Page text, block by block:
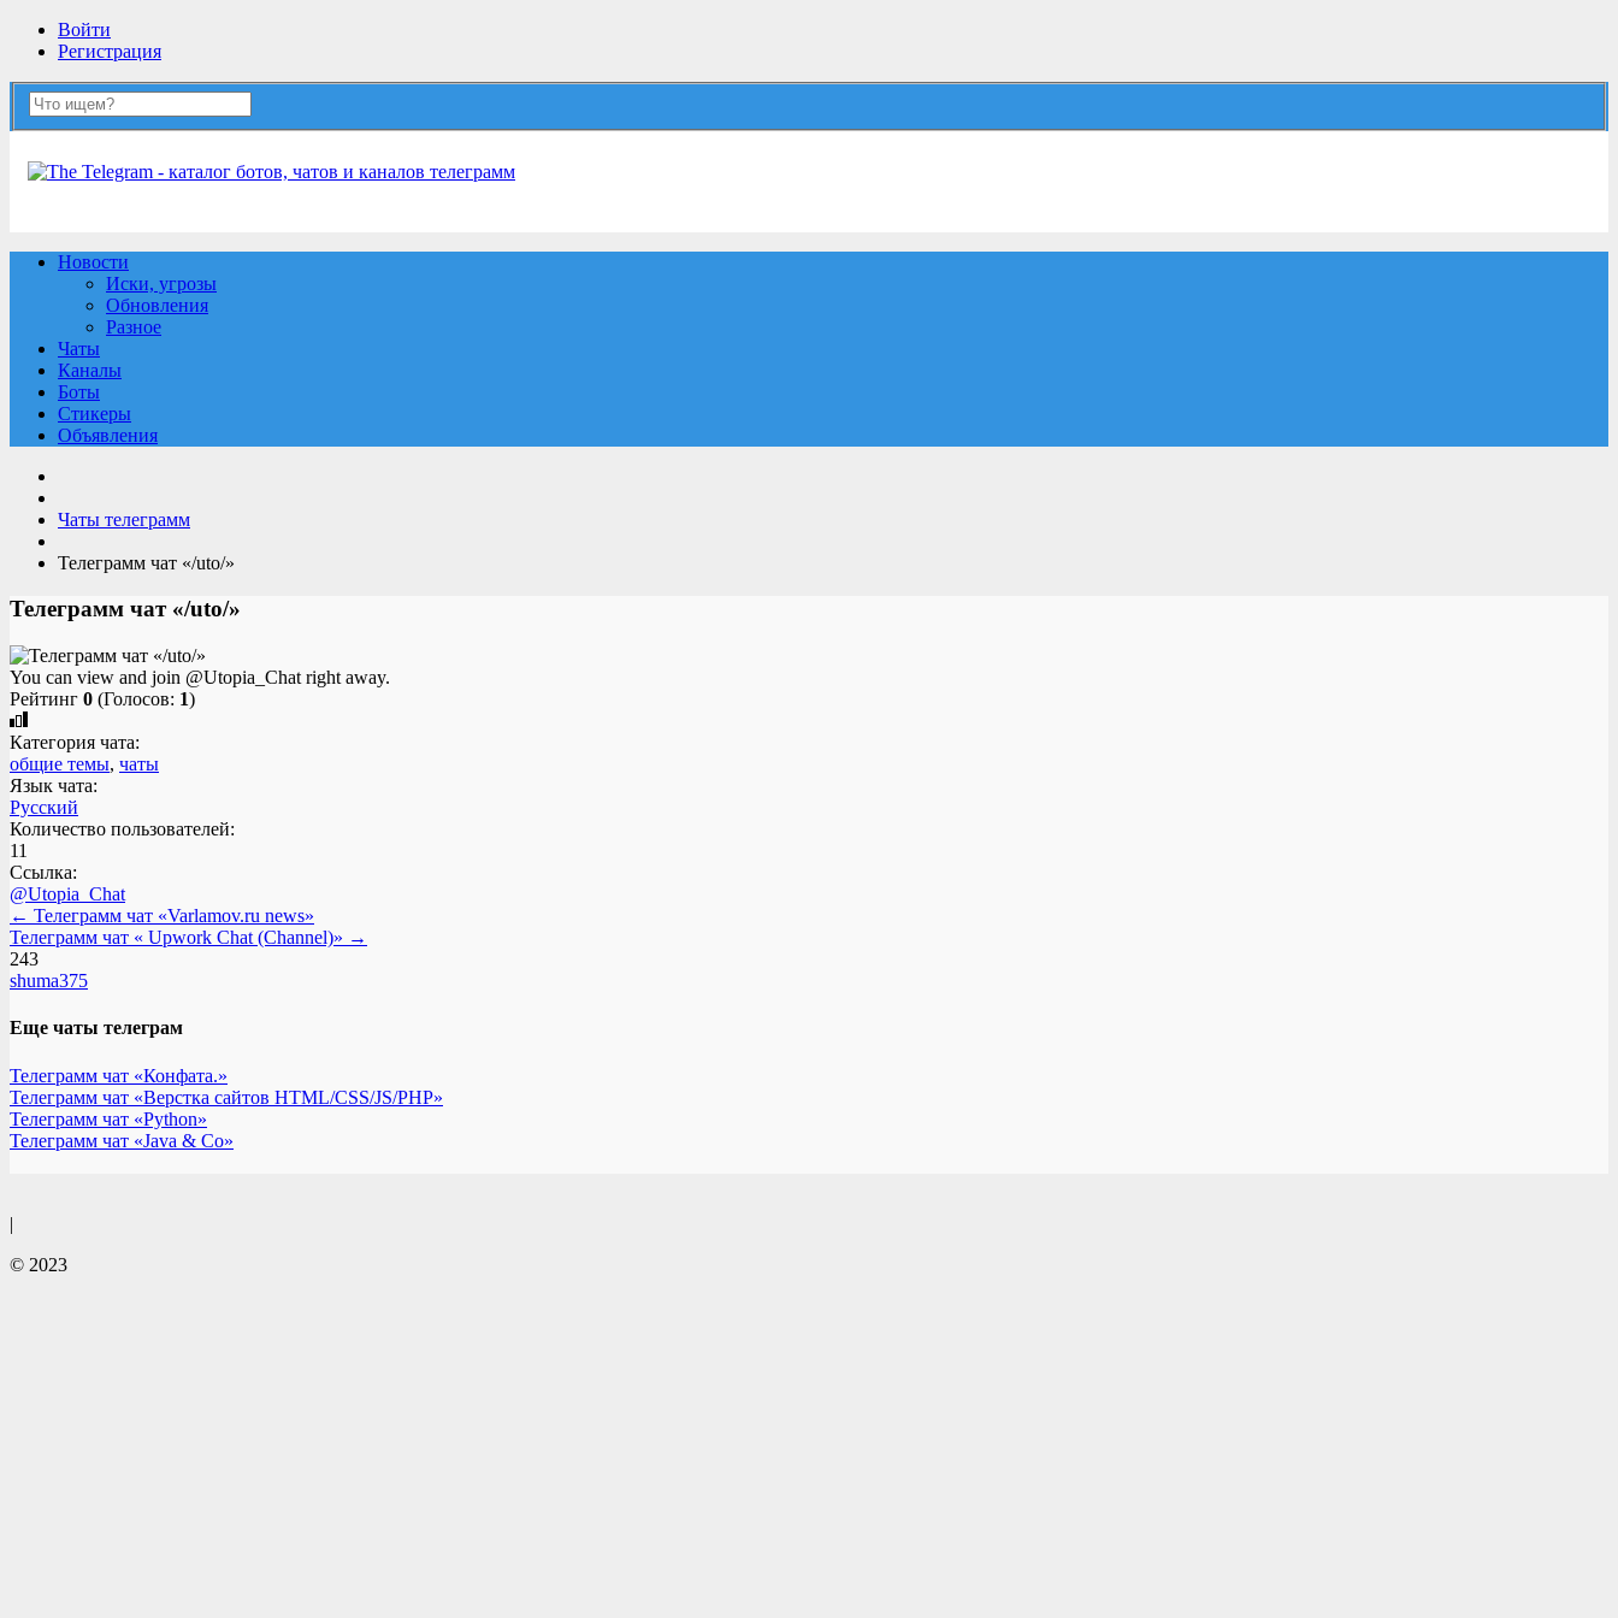
Войти
Регистрация
Новости
Иски, угрозы
Обновления
Разное
Чаты
Каналы
Боты
Стикеры
Объявления
Чаты телеграмм
Телеграмм чат «/uto/»
Телеграмм чат «/uto/»
You can view and join @Utopia_Chat right away.
Рейтинг 0 (Голосов: 1)
Категория чата:
общие темы, чаты
Язык чата:
Русский
Количество пользователей:
11
Ссылка:
@Utopia_Chat
← Телеграмм чат «Varlamov.ru news»
Телеграмм чат « Upwork Chat (Channel)» →
243
shuma375
Еще чаты телеграм
Телеграмм чат «Конфата.»
Телеграмм чат «Верстка сайтов HTML/CSS/JS/PHP»
Телеграмм чат «Python»
Телеграмм чат «Java & Co»
|
© 2023